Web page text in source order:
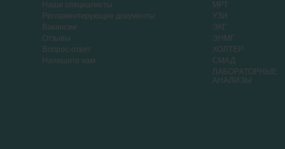
Наши специалисты
Регламентирующие документы
Вакансии
Отзывы
Вопрос-ответ
Напишите нам
МРТ
УЗИ
ЭКГ
ЭНМГ
ХОЛТЕР
СМАД
ЛАБОРАТОРНЫЕ
АНАЛИЗЫ